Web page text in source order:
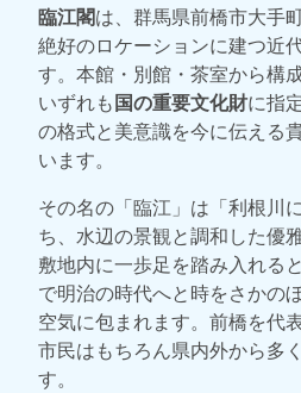
臨江閣は、群馬県前橋市大手
絶好のロケーションに建つ近
す。本館・別館・茶室から構
いずれも国の重要文化財に指
の格式と美意識を今に伝える
います。
その名の「臨江」は「利根川
ち、水辺の景観と調和した優
敷地内に一歩足を踏み入れる
で明治の時代へと時をさかの
空気に包まれます。前橋を代
市民はもちろん県内外から多
す。